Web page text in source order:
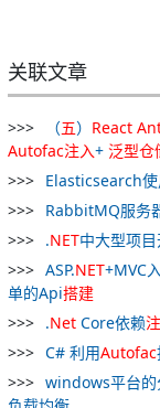
关联文章
（五） React
Autofac注入+ 泛型仓
Elasticsearch使
RabbitMQ服务
.NET中大型项
ASP.NET+MVC
单的Api搭建
.Net Core依赖
C# 利用Autofac
windows平台的